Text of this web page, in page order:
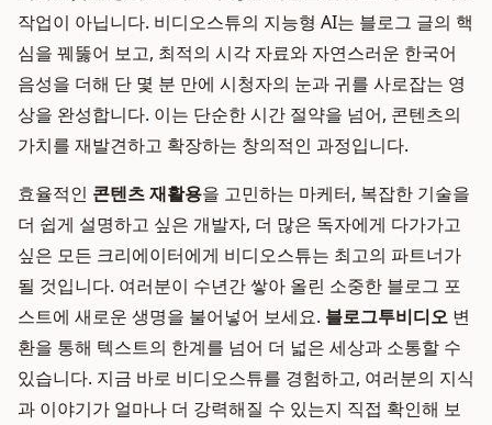
작업이 아닙니다. 비디오스튜의 지능형 AI는 블로그 글의 핵
심을 꿰뚫어 보고, 최적의 시각 자료와 자연스러운 한국어
음성을 더해 단 몇 분 만에 시청자의 눈과 귀를 사로잡는 영
상을 완성합니다. 이는 단순한 시간 절약을 넘어, 콘텐츠의
가치를 재발견하고 확장하는 창의적인 과정입니다.
효율적인 콘텐츠 재활용을 고민하는 마케터, 복잡한 기술을
더 쉽게 설명하고 싶은 개발자, 더 많은 독자에게 다가가고
싶은 모든 크리에이터에게 비디오스튜는 최고의 파트너가
될 것입니다. 여러분이 수년간 쌓아 올린 소중한 블로그 포
스트에 새로운 생명을 불어넣어 보세요. 블로그투비디오 변
환을 통해 텍스트의 한계를 넘어 더 넓은 세상과 소통할 수
있습니다. 지금 바로 비디오스튜를 경험하고, 여러분의 지식
과 이야기가 얼마나 더 강력해질 수 있는지 직접 확인해 보